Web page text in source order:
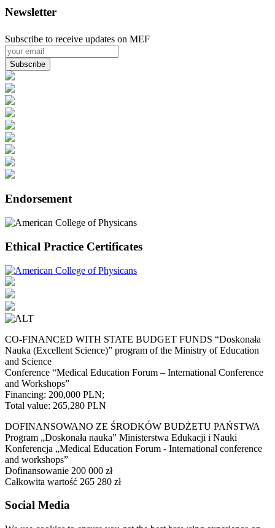
Newsletter
Subscribe to receive updates on MEF
Endorsement
Ethical Practice Certificates
CO-FINANCED WITH STATE BUDGET FUNDS “Doskonała
Nauka (Excellent Science)” program of the Ministry of Education
and Science
Conference “Medical Education Forum – International Conference
and Workshops”
Financing: 200,000 PLN;
Total value: 265,280 PLN
DOFINANSOWANO ZE ŚRODKÓW BUDŻETU PAŃSTWA
Program „Doskonała nauka” Ministerstwa Edukacji i Nauki
Konferencja „Medical Education Forum - International conference
and workshops”
Dofinansowanie 200 000 zł
Całkowita wartość 265 280 zł
Social Media